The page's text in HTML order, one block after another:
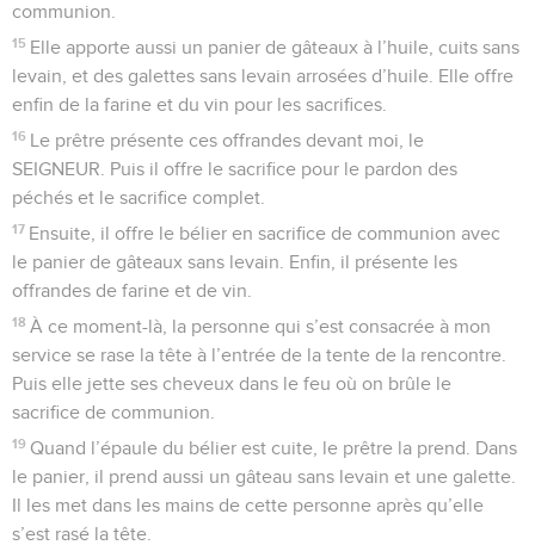
communion.
15 Elle apporte aussi un panier de gâteaux à l’huile, cuits sans
levain, et des galettes sans levain arrosées d’huile. Elle offre
enfin de la farine et du vin pour les sacrifices.
16 Le prêtre présente ces offrandes devant moi, le
SEIGNEUR. Puis il offre le sacrifice pour le pardon des
péchés et le sacrifice complet.
17 Ensuite, il offre le bélier en sacrifice de communion avec
le panier de gâteaux sans levain. Enfin, il présente les
offrandes de farine et de vin.
18 À ce moment-là, la personne qui s’est consacrée à mon
service se rase la tête à l’entrée de la tente de la rencontre.
Puis elle jette ses cheveux dans le feu où on brûle le
sacrifice de communion.
19 Quand l’épaule du bélier est cuite, le prêtre la prend. Dans
le panier, il prend aussi un gâteau sans levain et une galette.
Il les met dans les mains de cette personne après qu’elle
s’est rasé la tête.